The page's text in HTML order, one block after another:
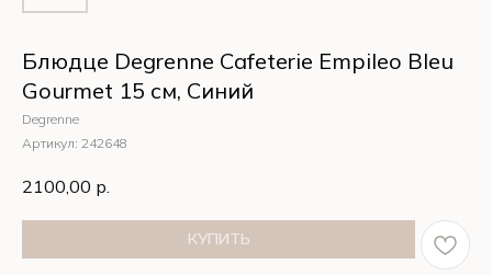
Блюдце Degrenne Cafeterie Empileo Bleu
Gourmet 15 см, Синий
Degrenne
Артикул: 242648
2100,00 р.
КУПИТЬ